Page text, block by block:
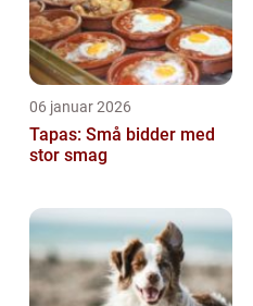
06 januar 2026
Tapas: Små bidder med
stor smag